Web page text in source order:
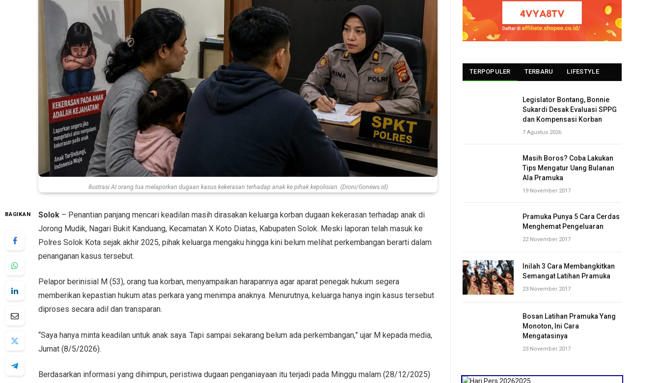
Ilustrasi AI orang tua melaporkan dugaan kasus kekerasan terhadap anak ke pihak kepolisian. (Dioni/Gonews.id)
BAGIKAN Solok – Penantian panjang mencari keadilan masih dirasakan keluarga korban dugaan kekerasan terhadap anak di
Jorong Mudik, Nagari Bukit Kanduang, Kecamatan X Koto Diatas, Kabupaten Solok. Meski laporan telah masuk ke
Polres Solok Kota sejak akhir 2025, pihak keluarga mengaku hingga kini belum melihat perkembangan berarti dalam
penanganan kasus tersebut.
Pelapor berinisial M (53), orang tua korban, menyampaikan harapannya agar aparat penegak hukum segera
memberikan kepastian hukum atas perkara yang menimpa anaknya. Menurutnya, keluarga hanya ingin kasus tersebut
diproses secara adil dan transparan.
“Saya hanya minta keadilan untuk anak saya. Tapi sampai sekarang belum ada perkembangan,” ujar M kepada media,
Jumat (8/5/2026).
Berdasarkan informasi yang dihimpun, peristiwa dugaan penganiayaan itu terjadi pada Minggu malam (28/12/2025)
TERPOPULER TERBARU LIFESTYLE
Legislator Bontang, Bonnie
Sukardi Desak Evaluasi SPPG
dan Kompensasi Korban
7 Agustus 2026
Masih Boros? Coba Lakukan
Tips Mengatur Uang Bulanan
Ala Pramuka
19 November 2017
Pramuka Punya 5 Cara Cerdas
Menghemat Pengeluaran
22 November 2017
Inilah 3 Cara Membangkitkan
Semangat Latihan Pramuka
23 November 2017
Bosan Latihan Pramuka Yang
Monoton, Ini Cara
Mengatasinya
23 November 2017